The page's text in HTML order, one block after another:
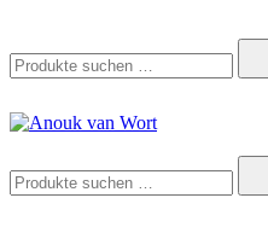
nach:
nach: